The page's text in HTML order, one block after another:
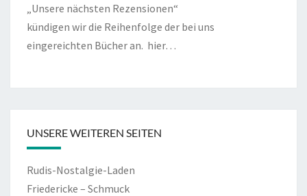
„Unsere nächsten Rezensionen“
kündigen wir die Reihenfolge der bei uns
eingereichten Bücher an. hier…
UNSERE WEITEREN SEITEN
Rudis-Nostalgie-Laden
Friedericke – Schmuck